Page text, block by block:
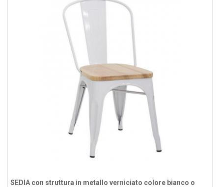
SEDIA con struttura in metallo verniciato colore bianco o